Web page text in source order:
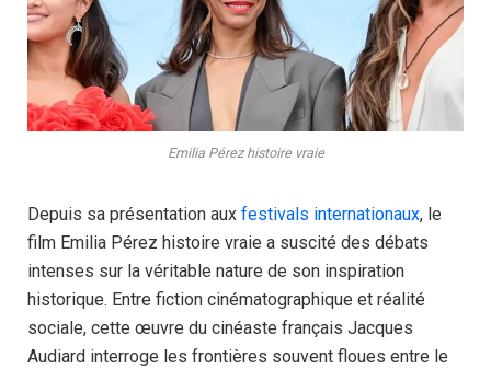
Emilia Pérez histoire vraie
Depuis sa présentation aux festivals internationaux, le
film Emilia Pérez histoire vraie a suscité des débats
intenses sur la véritable nature de son inspiration
historique. Entre fiction cinématographique et réalité
sociale, cette œuvre du cinéaste français Jacques
Audiard interroge les frontières souvent floues entre le